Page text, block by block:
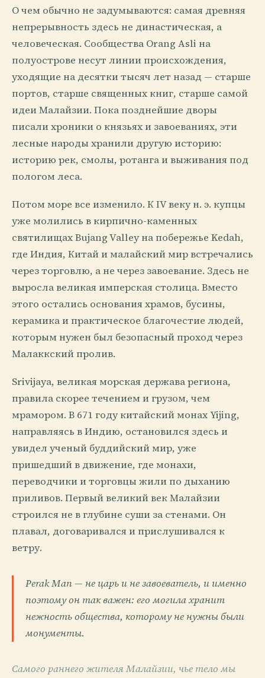
О чем обычно не задумываются: самая древняя
непрерывность здесь не династическая, а
человеческая. Сообщества Orang Asli на
полуострове несут линии происхождения,
уходящие на десятки тысяч лет назад — старше
портов, старше священных книг, старше самой
идеи Малайзии. Пока позднейшие дворы
писали хроники о князьях и завоеваниях, эти
лесные народы хранили другую историю:
историю рек, смолы, ротанга и выживания под
пологом леса.
Потом море все изменило. К IV веку н. э. купцы
уже молились в кирпично-каменных
святилищах Bujang Valley на побережье Kedah,
где Индия, Китай и малайский мир встречались
через торговлю, а не через завоевание. Здесь не
выросла великая имперская столица. Вместо
этого остались основания храмов, бусины,
керамика и практическое благочестие людей,
которым нужен был безопасный проход через
Малаккский пролив.
Srivijaya, великая морская держава региона,
правила скорее течением и грузом, чем
мрамором. В 671 году китайский монах Yijing,
направляясь в Индию, остановился здесь и
увидел ученый буддийский мир, уже
пришедший в движение, где монахи,
переводчики и торговцы жили по дыханию
приливов. Первый великий век Малайзии
строился не в глубине суши за стенами. Он
плавал, договаривался и прислушивался к
ветру.
Perak Man — не царь и не завоеватель, и именно
поэтому он так важен: его могила хранит
нежность общества, которому не нужны были
монументы.
Самого раннего жителя Малайзии, чье тело мы